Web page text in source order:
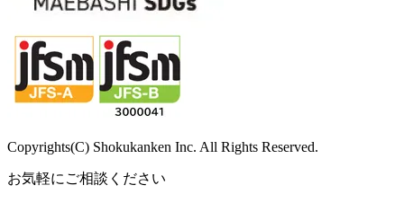
Copyrights(C) Shokukanken Inc. All Rights Reserved.
お気軽にご相談ください